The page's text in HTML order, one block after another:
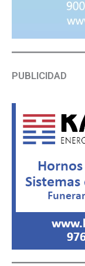
PUBLICIDAD